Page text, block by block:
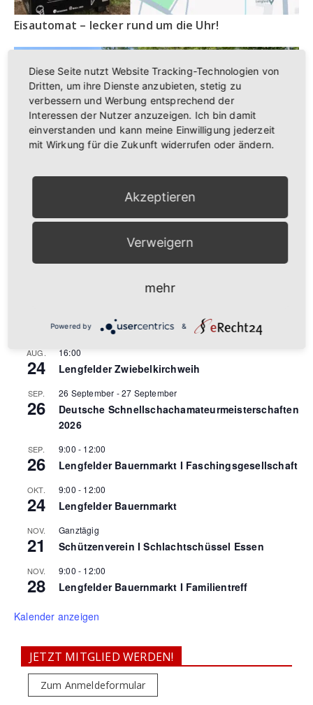
Eisautomat – lecker rund um die Uhr!
Entschärfung der Verkehrssituation und –
belastung!
Lengfelder Bauernmarkt
AUG.
24
16:00
Lengfelder Zwiebelkirchweih
SEP.
26
26 September -27 September
Deutsche Schnellschachamateurmeisterschaften
2026
SEP.
26
9:00 - 12:00
Lengfelder Bauernmarkt I Faschingsgesellschaft
OKT.
24
9:00 - 12:00
Lengfelder Bauernmarkt
NOV.
21
Ganztägig
Schützenverein I Schlachtschüssel Essen
NOV.
28
9:00 - 12:00
Lengfelder Bauernmarkt I Familientreff
Kalender anzeigen
JETZT MITGLIED WERDEN!
Zum Anmeldeformular
Diese Seite nutzt Website Tracking-Technologien von
Dritten, um ihre Dienste anzubieten, stetig zu
verbessern und Werbung entsprechend der
Interessen der Nutzer anzuzeigen. Ich bin damit
einverstanden und kann meine Einwilligung jederzeit
mit Wirkung für die Zukunft widerrufen oder ändern.
Akzeptieren
Verweigern
mehr
Powered by &